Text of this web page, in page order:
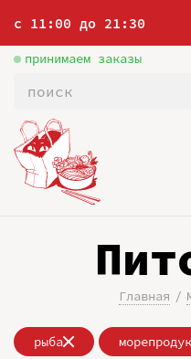
с 11:00 до 21:30
принимаем заказы
Главная
рыба